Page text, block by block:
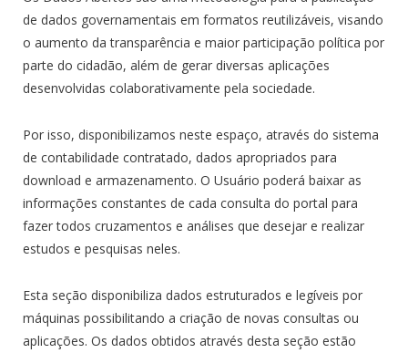
de dados governamentais em formatos reutilizáveis, visando
o aumento da transparência e maior participação política por
parte do cidadão, além de gerar diversas aplicações
desenvolvidas colaborativamente pela sociedade.
Por isso, disponibilizamos neste espaço, através do sistema
de contabilidade contratado, dados apropriados para
download e armazenamento. O Usuário poderá baixar as
informações constantes de cada consulta do portal para
fazer todos cruzamentos e análises que desejar e realizar
estudos e pesquisas neles.
Esta seção disponibiliza dados estruturados e legíveis por
máquinas possibilitando a criação de novas consultas ou
aplicações. Os dados obtidos através desta seção estão